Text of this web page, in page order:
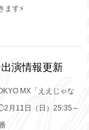
ます⚡️
演情報更新
MX「ええじゃな
月11日（日）25:35～